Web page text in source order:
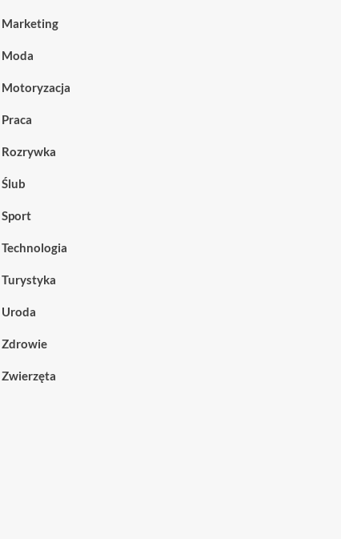
Marketing
Moda
Motoryzacja
Praca
Rozrywka
Ślub
Sport
Technologia
Turystyka
Uroda
Zdrowie
Zwierzęta